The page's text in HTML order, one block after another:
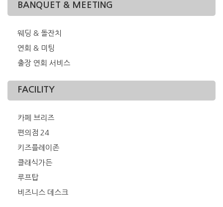
BANQUET & MEETING
웨딩 & 돌잔치
연회 & 미팅
출장 연회 서비스
FACILITY
카페 브리즈
편의점 24
키즈플레이존
클래식가든
루프탑
비즈니스 데스크